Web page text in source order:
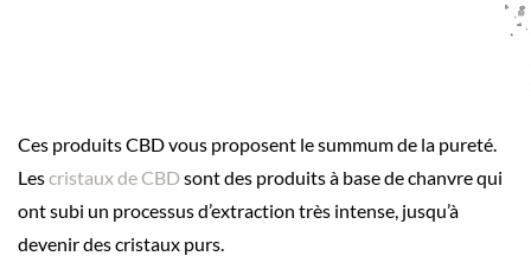
Ces produits CBD vous proposent le summum de la pureté.
Lescristaux de CBDsont des produits à base de chanvre qui
ont subi un processus d’extraction très intense, jusqu’à
devenir des cristaux purs.